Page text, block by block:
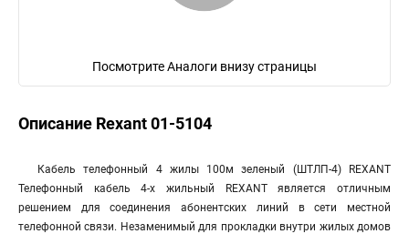
Посмотрите Аналоги внизу страницы
Описание Rexant 01-5104
Кабель телефонный 4 жилы 100м зеленый (ШТЛП-4) REXANT
Телефонный кабель 4-х жильный REXANT является отличным
решением для соединения абонентских линий в сети местной
телефонной связи. Незаменимый для прокладки внутри жилых домов